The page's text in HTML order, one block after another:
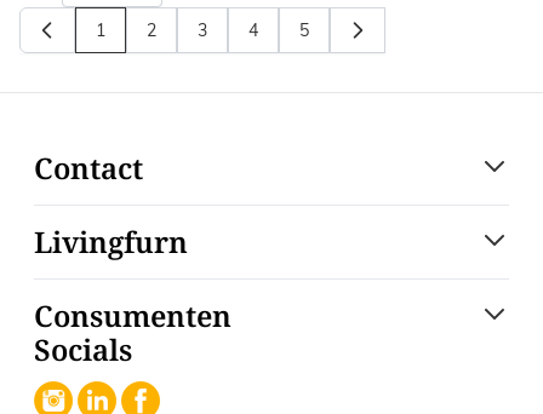
U lees momenteel pagina
1 Pagina
2 Pagina
3 Pagina
4 Pagina
5
Contact
Livingfurn
Consumenten
Socials